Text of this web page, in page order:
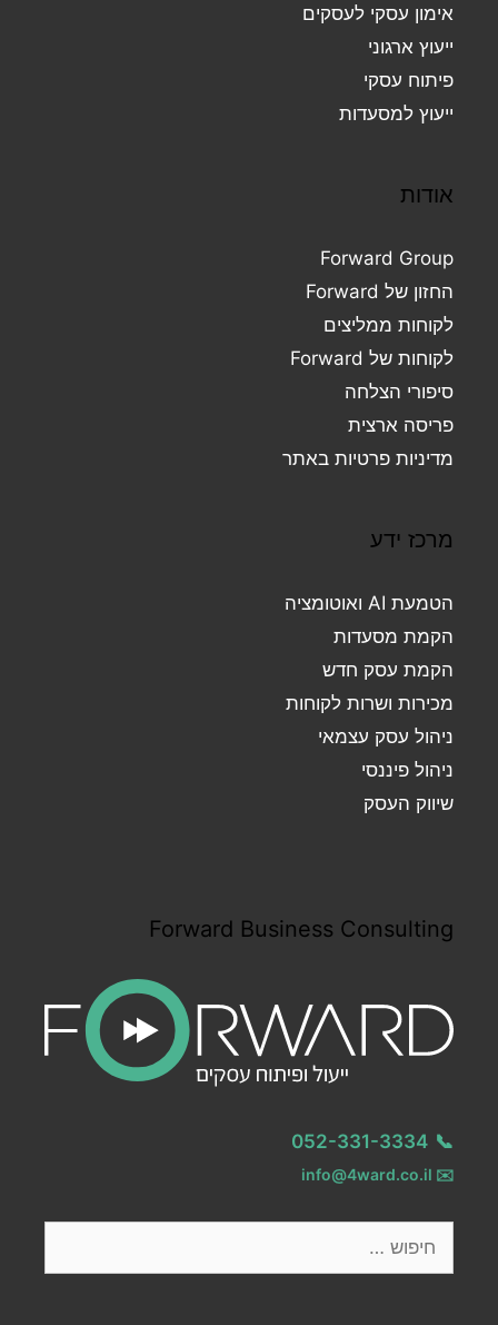
אימון עסקי לעסקים
ייעוץ ארגוני
פיתוח עסקי
ייעוץ למסעדות
אודות
Forward Group
החזון של Forward
לקוחות ממליצים
לקוחות של Forward
סיפורי הצלחה
פריסה ארצית
מדיניות פרטיות באתר
מרכז ידע
הטמעת AI ואוטומציה
הקמת מסעדות
הקמת עסק חדש
מכירות ושרות לקוחות
ניהול עסק עצמאי
ניהול פיננסי
שיווק העסק
Forward Business Consulting
📞
052-331-3334
✉️
info@4ward.co.il